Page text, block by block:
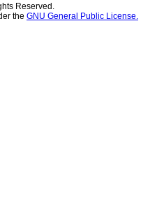
Reserved.
the GNU General Public License.